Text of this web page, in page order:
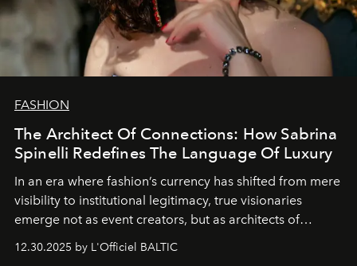
FASHION
The Architect Of Connections: How Sabrina
Spinelli Redefines The Language Of Luxury
In an era where fashion’s currency has shifted from mere
visibility to institutional legitimacy, true visionaries
emerge not as event creators, but as architects of
brand strategist with three decades of mastery in luxury,
12.30.2025 by L'Officiel BALTIC